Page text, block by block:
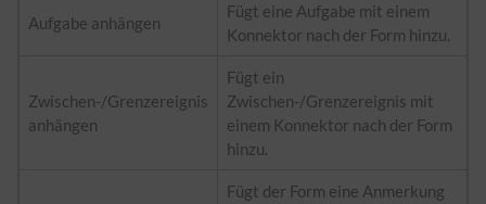
Aufgabe anhängen
Fügt eine Aufgabe mit einem
Konnektor nach der Form hinzu.
Zwischen-/Grenzereignis
anhängen
Fügt ein
Zwischen-/Grenzereignis mit
einem Konnektor nach der Form
hinzu.
Fügt der Form eine Anmerkung